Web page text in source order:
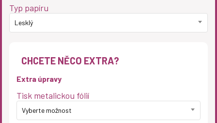
Typ papíru
Lesklý
CHCETE NĚCO EXTRA?
Extra úpravy
Tisk metalickou fólií
Vyberte možnost